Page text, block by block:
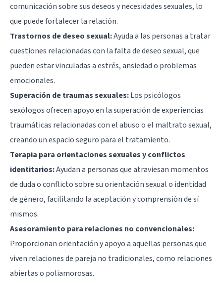
comunicación sobre sus deseos y necesidades sexuales, lo
que puede fortalecer la relación.
Trastornos de deseo sexual:Ayuda a las personas a tratar
cuestiones relacionadas con la falta de deseo sexual, que
pueden estar vinculadas a estrés, ansiedad o problemas
emocionales.
Superación de traumas sexuales:Los psicólogos
sexólogos ofrecen apoyo en la superación de experiencias
traumáticas relacionadas con el abuso o el maltrato sexual,
creando un espacio seguro para el tratamiento.
Terapia para orientaciones sexuales y conflictos
identitarios:Ayudan a personas que atraviesan momentos
de duda o conflicto sobre su orientación sexual o identidad
de género, facilitando la aceptación y comprensión de sí
mismos.
Asesoramiento para relaciones no convencionales:
Proporcionan orientación y apoyo a aquellas personas que
viven relaciones de pareja no tradicionales, como relaciones
abiertas o poliamorosas.